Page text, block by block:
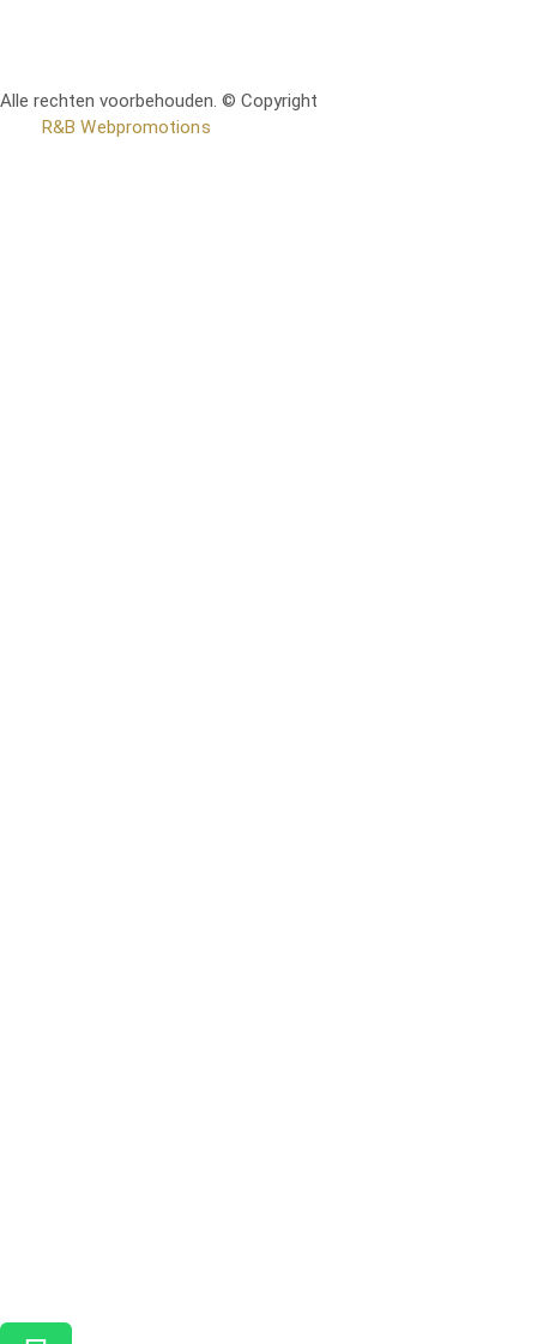
Alle rechten voorbehouden. © Copyright
R&B Webpromotions